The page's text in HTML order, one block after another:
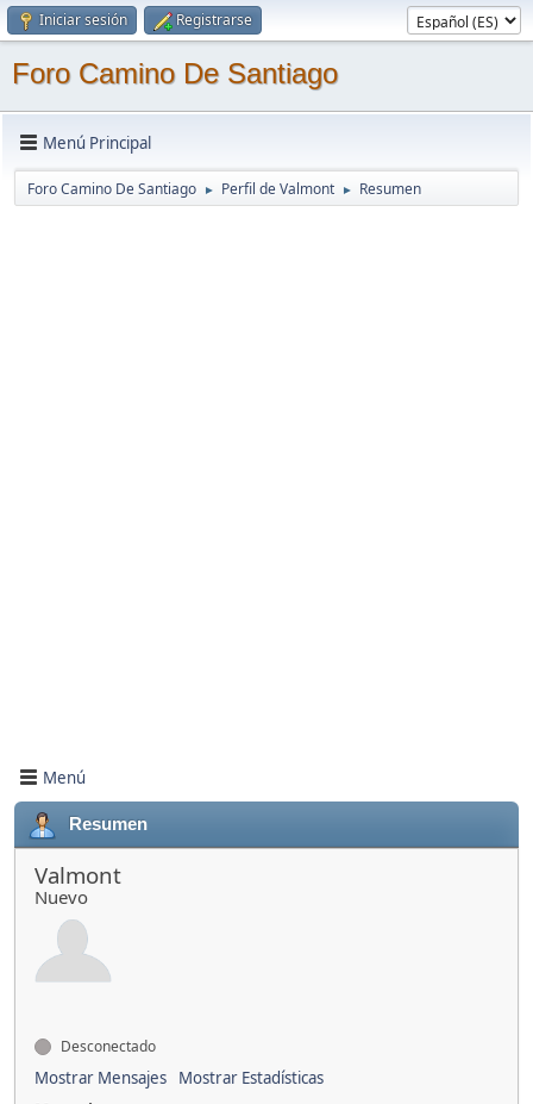
Iniciar sesión Registrarse
Foro Camino De Santiago
Menú Principal
Foro Camino De Santiago ► Perfil de Valmont ► Resumen
Menú
Resumen
Valmont
Nuevo
Desconectado
Mostrar Mensajes
Mostrar Estadísticas